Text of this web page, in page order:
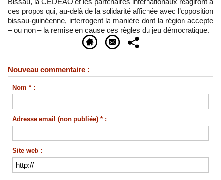
Bissau, la CEDEAO et les partenaires internationaux réagiront à
ces propos qui, au-delà de la solidarité affichée avec l’opposition
bissau-guinéenne, interrogent la manière dont la région accepte
– ou non – la remise en cause des règles du jeu démocratique.
Nouveau commentaire :
Nom * :
Adresse email (non publiée) * :
Site web :